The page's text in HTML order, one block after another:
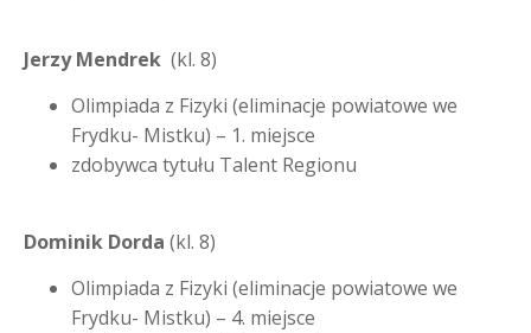
Jerzy Mendrek (kl. 8)
Olimpiada z Fizyki (eliminacje powiatowe we
Frydku- Mistku) – 1. miejsce
zdobywca tytułu Talent Regionu
Dominik Dorda (kl. 8)
Olimpiada z Fizyki (eliminacje powiatowe we
Frydku- Mistku) – 4. miejsce